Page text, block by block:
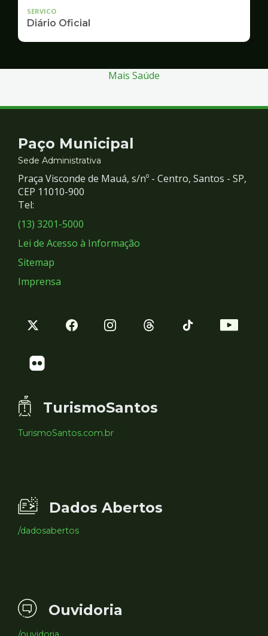
SERVICO
Diário Oficial
Mais Saúde
Contato
e
Redes
Sociais
Paço Municipal
Sede Administrativa
Praça Visconde de Mauá, s/nº - Centro, Santos - SP,
CEP 11010-900
Tel:
(13) 3201-5000
Lei de Acesso à Informação
Sitemap
Imprensa
TurismoSantos
TurismoSantos.com.br
Dados Abertos
/dadosabertos
Ouvidoria